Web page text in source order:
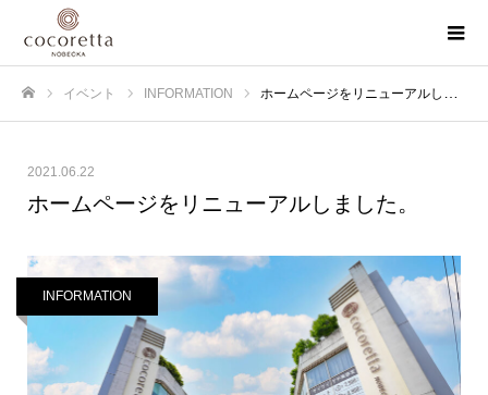
イベント INFORMATION ホームページをリニューアルしました。
2021.06.22
ホームページをリニューアルしました。
INFORMATION